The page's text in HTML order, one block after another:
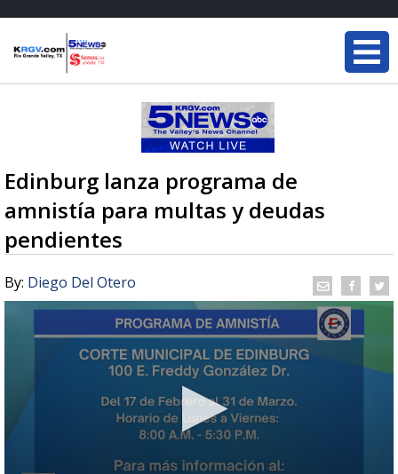
Edinburg lanza programa de
amnistía para multas y deudas
pendientes
By: Diego Del Otero